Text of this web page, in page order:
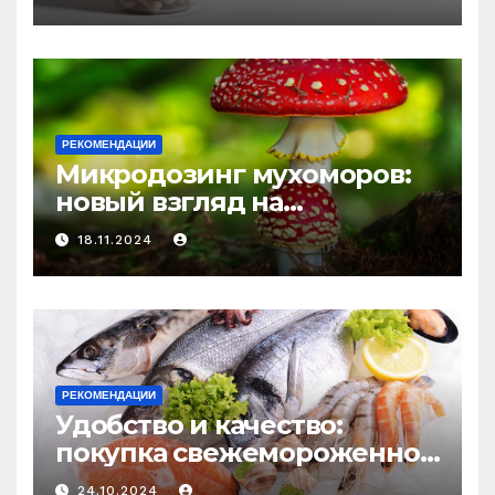
и истощения
РЕКОМЕНДАЦИИ
Микродозинг мухоморов:
новый взгляд на
психоделику
18.11.2024
РЕКОМЕНДАЦИИ
Удобство и качество:
покупка свежемороженной
рыбы онлайн
24.10.2024